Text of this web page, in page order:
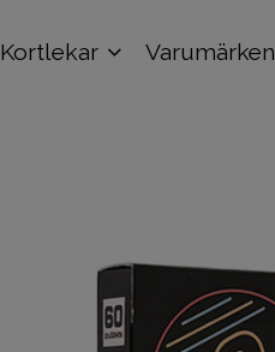
Kortlekar Varumärken